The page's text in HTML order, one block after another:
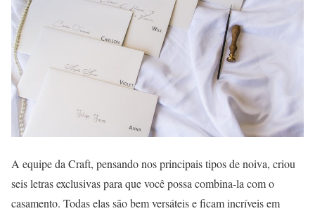
A equipe da Craft, pensando nos principais tipos de noiva, criou
seis letras exclusivas para que você possa combina-la com o
casamento. Todas elas são bem versáteis e ficam incríveis em